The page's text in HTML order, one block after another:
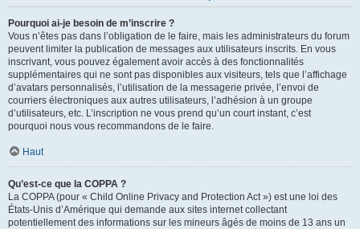
Pourquoi ai-je besoin de m’inscrire ?
Vous n’êtes pas dans l’obligation de le faire, mais les administrateurs du forum
peuvent limiter la publication de messages aux utilisateurs inscrits. En vous
inscrivant, vous pouvez également avoir accès à des fonctionnalités
supplémentaires qui ne sont pas disponibles aux visiteurs, tels que l’affichage
d’avatars personnalisés, l’utilisation de la messagerie privée, l’envoi de
courriers électroniques aux autres utilisateurs, l’adhésion à un groupe
d’utilisateurs, etc. L’inscription ne vous prend qu’un court instant, c’est
pourquoi nous vous recommandons de le faire.
Haut
Qu’est-ce que la COPPA ?
La COPPA (pour « Child Online Privacy and Protection Act ») est une loi des
États-Unis d’Amérique qui demande aux sites internet collectant
potentiellement des informations sur les mineurs âgés de moins de 13 ans un